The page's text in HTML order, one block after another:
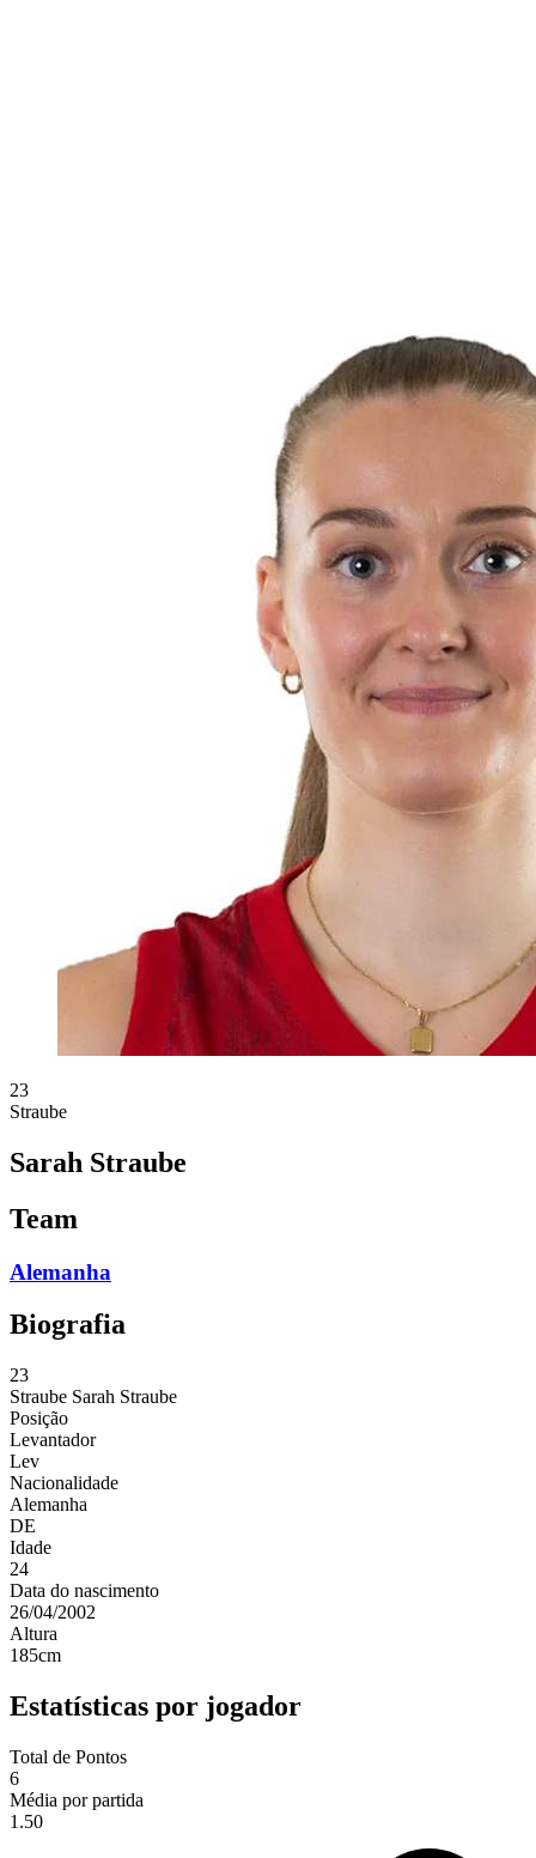
23
Straube
Sarah Straube
Team
Alemanha
Biografia
23
Straube Sarah Straube
Posição
Levantador
Lev
Nacionalidade
Alemanha
DE
Idade
24
Data do nascimento
26/04/2002
Altura
185cm
Estatísticas por jogador
Total de Pontos
6
Média por partida
1.50